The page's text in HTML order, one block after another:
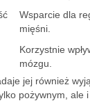
Wsparcie dla
mięśni.
Korzystnie
mózgu.
jej również
pożywnym, ale